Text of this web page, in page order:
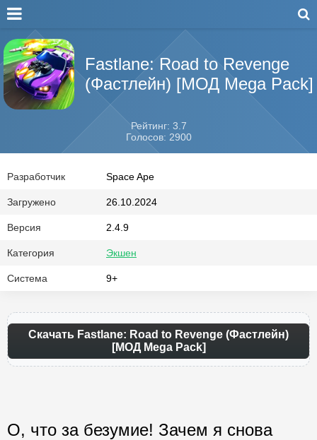
Fastlane: Road to Revenge
(Фастлейн) [МОД Mega Pack]
Рейтинг: 3.7
Голосов: 2900
Разработчик Space Ape
Загружено 26.10.2024
Версия 2.4.9
Категория Экшен
Система 9+
Скачать Fastlane: Road to Revenge (Фастлейн)
[МОД Mega Pack]
О, что за безумие! Зачем я снова